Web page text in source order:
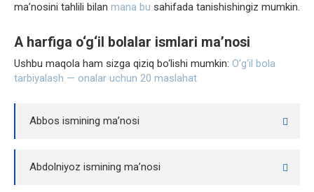
ma’nosini tahlili bilan mana bu sahifada tanishishingiz mumkin.
A harfiga o‘g‘il bolalar ismlari ma’nosi
Ushbu maqola ham sizga qiziq bo‘lishi mumkin: O‘g‘il bola
tarbiyalash — onalar uchun 20 maslahat
Abbos ismining ma’nosi
Abdolniyoz ismining ma’nosi